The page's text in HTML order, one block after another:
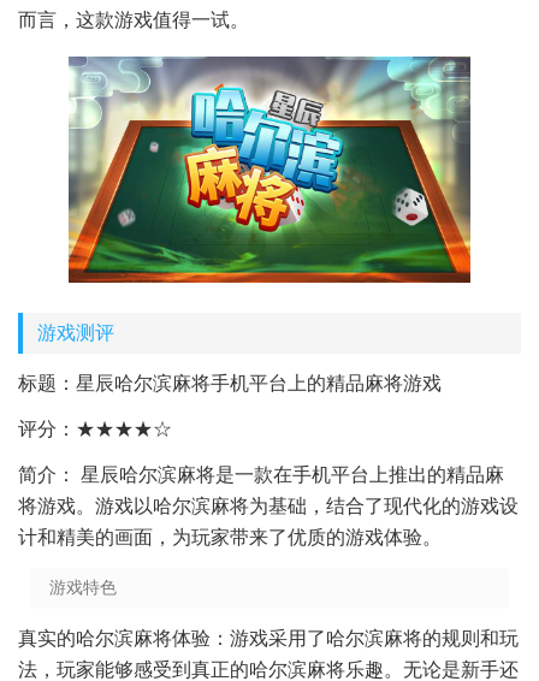
而言，这款游戏值得一试。
游戏测评
标题：星辰哈尔滨麻将手机平台上的精品麻将游戏
评分：★★★★☆
简介： 星辰哈尔滨麻将是一款在手机平台上推出的精品麻
将游戏。游戏以哈尔滨麻将为基础，结合了现代化的游戏设
计和精美的画面，为玩家带来了优质的游戏体验。
游戏特色
真实的哈尔滨麻将体验：游戏采用了哈尔滨麻将的规则和玩
法，玩家能够感受到真正的哈尔滨麻将乐趣。无论是新手还